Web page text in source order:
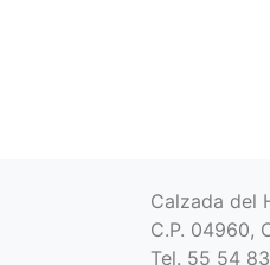
Calzada del
C.P. 04960,
Tel. 55 54 83